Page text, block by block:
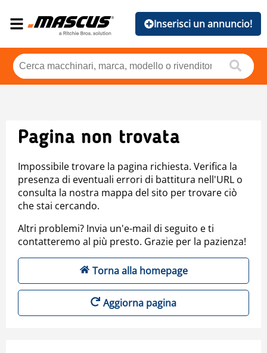
Inserisci un annuncio!
Pagina non trovata
Impossibile trovare la pagina richiesta. Verifica la
presenza di eventuali errori di battitura nell'URL o
consulta la nostra mappa del sito per trovare ciò
che stai cercando.
Altri problemi? Invia un'e-mail di seguito e ti
contatteremo al più presto. Grazie per la pazienza!
Torna alla homepage
Aggiorna pagina